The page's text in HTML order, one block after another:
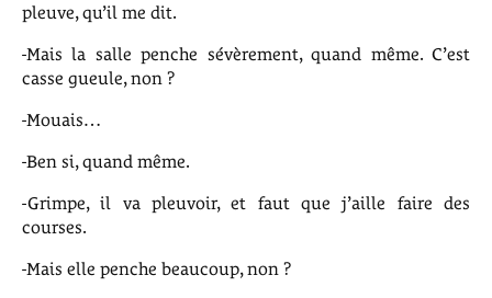
pleuve, qu’il me dit.
-Mais la salle penche sévèrement, quand même. C’est
casse gueule, non ?
-Mouais…
-Ben si, quand même.
-Grimpe, il va pleuvoir, et faut que j’aille faire des
courses.
-Mais elle penche beaucoup, non ?